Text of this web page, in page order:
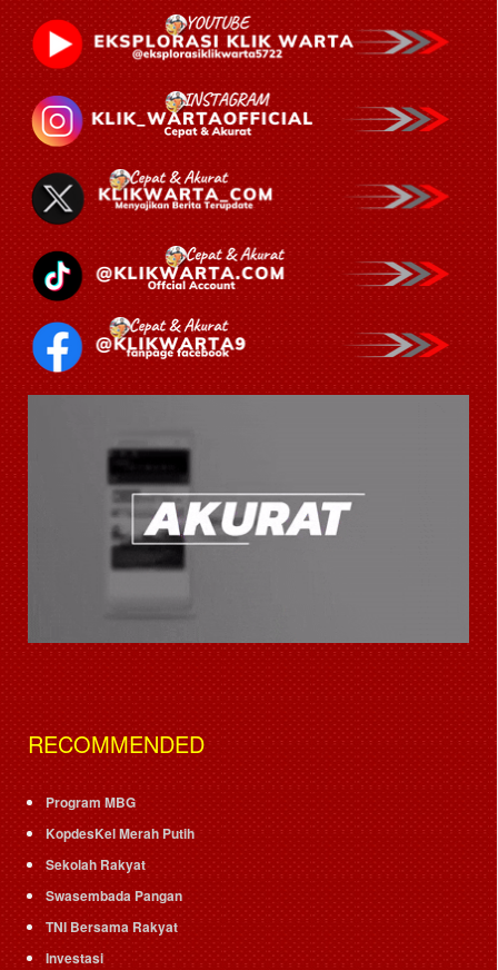
RECOMMENDED
Program MBG
KopdesKel Merah Putih
Sekolah Rakyat
Swasembada Pangan
TNI Bersama Rakyat
Investasi